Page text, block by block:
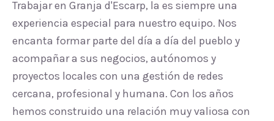
Trabajar en Granja d'Escarp, la es siempre una
experiencia especial para nuestro equipo. Nos
encanta formar parte del día a día del pueblo y
acompañar a sus negocios, autónomos y
proyectos locales con una gestión de redes
cercana, profesional y humana. Con los años
hemos construido una relación muy valiosa con